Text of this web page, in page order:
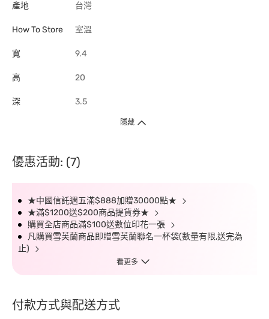
產地
台灣
How To Store 室溫
寬 9.4
高 20
深 3.5
隱藏
優惠活動: (7)
★中國信託週五滿$888加贈30000點★
★滿$1200送$200商品提貨券★
購買全店商品滿$100送數位印花一張
凡購買雪芙蘭商品即贈雪芙蘭聯名一杯袋(數量有限,送完為
止)
看更多
付款方式與配送方式